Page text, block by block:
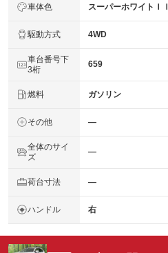
車体色 スーパーホワイトＩＩ
駆動方式 4WD
車台番号下
3桁
659
燃料 ガソリン
その他 ―
全体のサイ
ズ
―
荷台寸法 ―
ハンドル 右